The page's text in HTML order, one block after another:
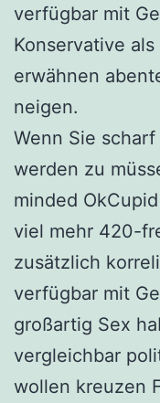
verfügbar mit
Konservative
erwähnen
neigen.
Wenn Sie
werden zu
minded
viel mehr 420-
zusätzlich
verfügbar mit
großartig Sex
vergleichbar
wollen kreuzen